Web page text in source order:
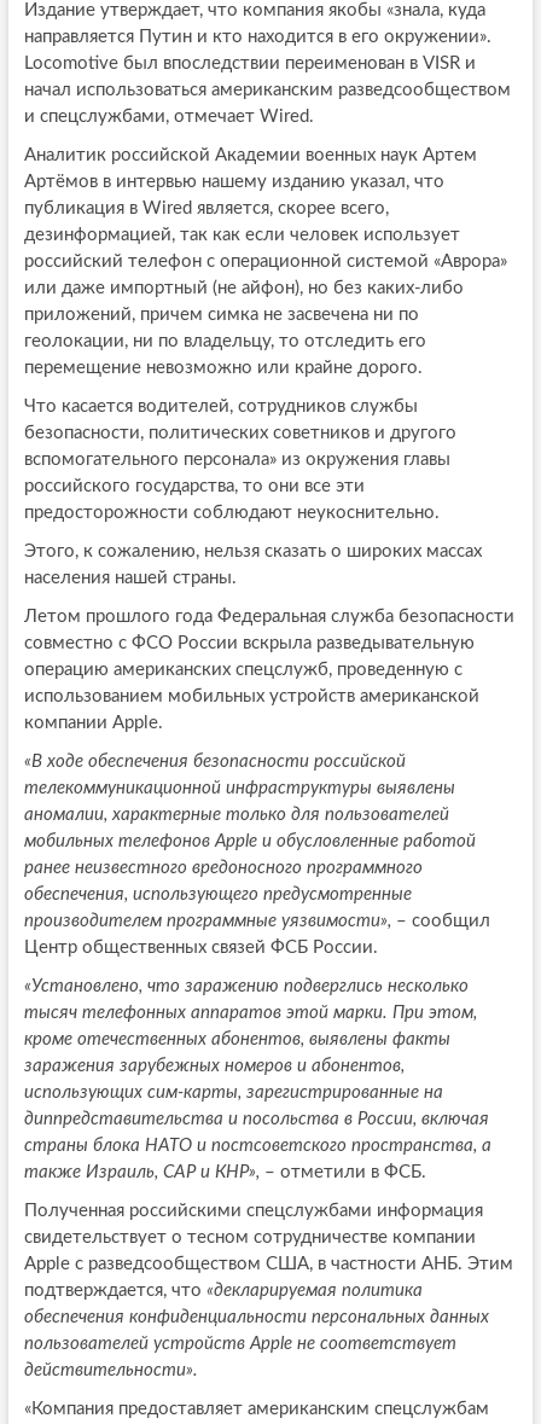
Издание утверждает, что компания якобы «знала, куда
направляется Путин и кто находится в его окружении».
Locomotive был впоследствии переименован в VISR и
начал использоваться американским разведсообществом
и спецслужбами, отмечает Wired.
Аналитик российской Академии военных наук Артем
Артёмов в интервью нашему изданию указал, что
публикация в Wired является, скорее всего,
дезинформацией, так как если человек использует
российский телефон с операционной системой «Аврора»
или даже импортный (не айфон), но без каких-либо
приложений, причем симка не засвечена ни по
геолокации, ни по владельцу, то отследить его
перемещение невозможно или крайне дорого.
Что касается водителей, сотрудников службы
безопасности, политических советников и другого
вспомогательного персонала» из окружения главы
российского государства, то они все эти
предосторожности соблюдают неукоснительно.
Этого, к сожалению, нельзя сказать о широких массах
населения нашей страны.
Летом прошлого года Федеральная служба безопасности
совместно с ФСО России вскрыла разведывательную
операцию американских спецслужб, проведенную с
использованием мобильных устройств американской
компании Apple.
«В ходе обеспечения безопасности российской
телекоммуникационной инфраструктуры выявлены
аномалии, характерные только для пользователей
мобильных телефонов Apple и обусловленные работой
ранее неизвестного вредоносного программного
обеспечения, использующего предусмотренные
производителем программные уязвимости», – сообщил
Центр общественных связей ФСБ России.
«Установлено, что заражению подверглись несколько
тысяч телефонных аппаратов этой марки. При этом,
кроме отечественных абонентов, выявлены факты
заражения зарубежных номеров и абонентов,
использующих сим-карты, зарегистрированные на
диппредставительства и посольства в России, включая
страны блока НАТО и постсоветского пространства, а
также Израиль, САР и КНР», – отметили в ФСБ.
Полученная российскими спецслужбами информация
свидетельствует о тесном сотрудничестве компании
Apple с разведсообществом США, в частности АНБ. Этим
подтверждается, что «декларируемая политика
обеспечения конфиденциальности персональных данных
пользователей устройств Apple не соответствует
действительности».
«Компания предоставляет американским спецслужбам